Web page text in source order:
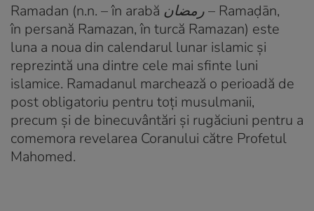
Ramadan (n.n. – în arabă رمضان– Ramaḍān,
în persană Ramazan, în turcă Ramazan) este
luna a noua din calendarul lunar islamic și
reprezintă una dintre cele mai sfinte luni
islamice. Ramadanul marchează o perioadă de
post obligatoriu pentru toți musulmanii,
precum și de binecuvântări și rugăciuni pentru a
comemora revelarea Coranului către Profetul
Mahomed.